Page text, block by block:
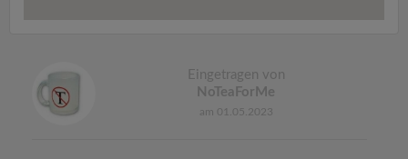
Eingetragen von
NoTeaForMe
am 01.05.2023